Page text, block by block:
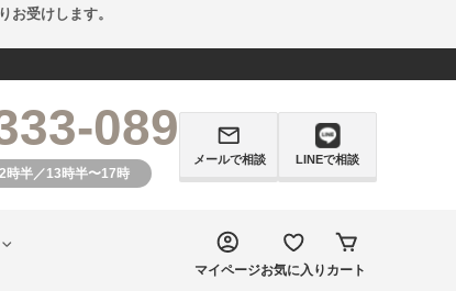
お受けします。
089
時半／13時半〜17時
メールで相談 LINEで相談
マイページお気に入り カート